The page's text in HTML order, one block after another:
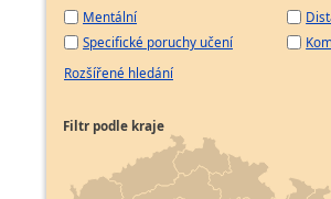
Mentální
Specifické poruchy učení
Rozšířené hledání
Filtr podle kraje